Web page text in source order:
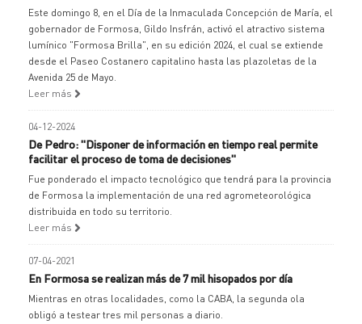
Este domingo 8, en el Día de la Inmaculada Concepción de María, el
gobernador de Formosa, Gildo Insfrán, activó el atractivo sistema
lumínico "Formosa Brilla", en su edición 2024, el cual se extiende
desde el Paseo Costanero capitalino hasta las plazoletas de la
Avenida 25 de Mayo.
Leer más
04-12-2024
De Pedro: "Disponer de información en tiempo real permite
facilitar el proceso de toma de decisiones"
Fue ponderado el impacto tecnológico que tendrá para la provincia
de Formosa la implementación de una red agrometeorológica
distribuida en todo su territorio.
Leer más
07-04-2021
En Formosa se realizan más de 7 mil hisopados por día
Mientras en otras localidades, como la CABA, la segunda ola
obligó a testear tres mil personas a diario.